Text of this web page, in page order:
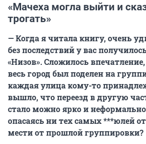
«Мачеха могла выйти и
трогать»
— Когда я читала книгу, очень
без последствий у вас
«Низов». Сложилось
весь город был поделен на
каждая улица кому-то
вышло, что переезд в другую
стало можно ярко и неформально
опасаясь ни тех самых ***юлей
мести от прошлой группировки?